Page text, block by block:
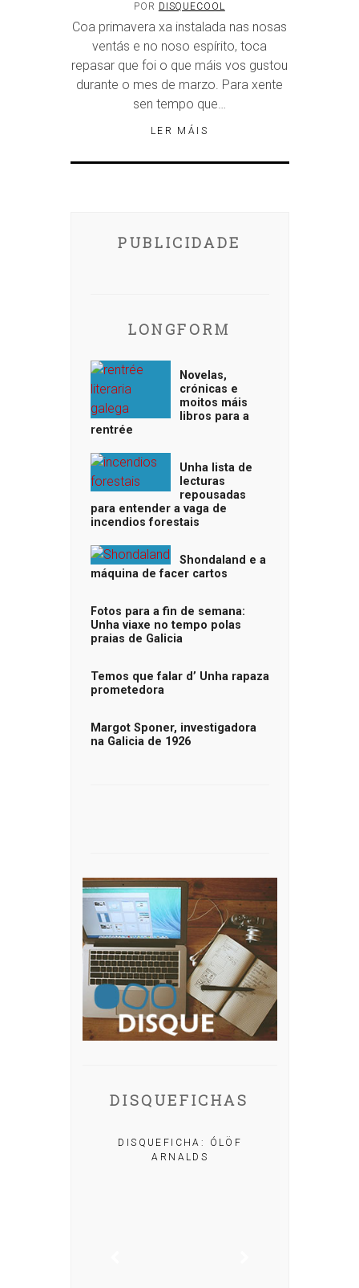
POR DISQUECOOL
Coa primavera xa instalada nas nosas
ventás e no noso espírito, toca
repasar que foi o que máis vos gustou
durante o mes de marzo. Para xente
sen tempo que…
LER MÁIS
PUBLICIDADE
LONGFORM
Novelas,
crónicas e
moitos máis
libros para a
rentrée
Unha lista de
lecturas
repousadas
para entender a vaga de
incendios forestais
Shondaland e a
máquina de facer cartos
Fotos para a fin de semana:
Unha viaxe no tempo polas
praias de Galicia
Temos que falar d’ Unha rapaza
prometedora
Margot Sponer, investigadora
na Galicia de 1926
DISQUEFICHAS
DISQUEFICHA: ÓLÖF
ARNALDS